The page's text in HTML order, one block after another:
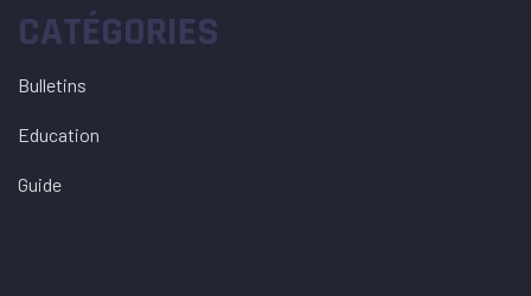
CATÉGORIES
Bulletins
Education
Guide